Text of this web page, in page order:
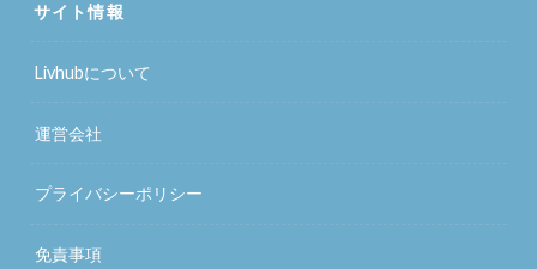
サイト情報
Livhubについて
運営会社
プライバシーポリシー
免責事項